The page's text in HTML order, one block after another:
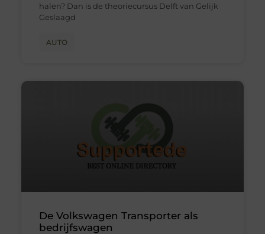
halen? Dan is de theoriecursus Delft van Gelijk
Geslaagd
AUTO
De Volkswagen Transporter als
bedrijfswagen